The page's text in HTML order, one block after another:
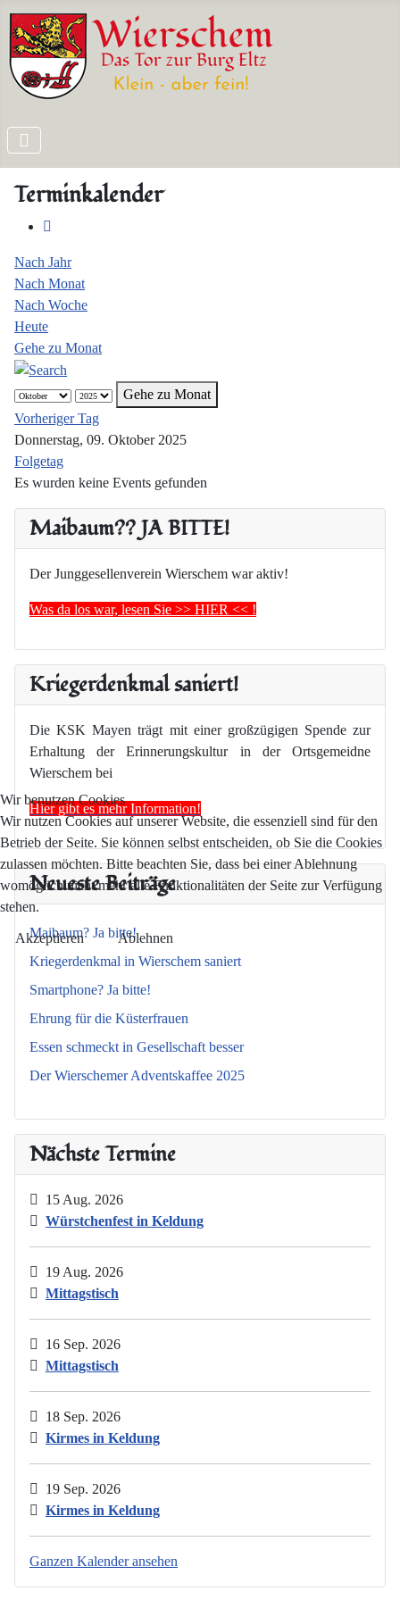
Maibaum?? JA BITTE!
Der Junggesellenverein Wierschem war aktiv!
Was da los war, lesen Sie >> HIER << !
Kriegerdenkmal saniert!
Die KSK Mayen trägt mit einer großzügigen Spende zur
Erhaltung der Erinnerungskultur in der Ortsgemeidne
Wierschem bei
Hier gibt es mehr Information!
Neueste Beiträge
Maibaum? Ja bitte!
Kriegerdenkmal in Wierschem saniert
Smartphone? Ja bitte!
Ehrung für die Küsterfrauen
Essen schmeckt in Gesellschaft besser
Der Wierschemer Adventskaffee 2025
Nächste Termine
15 Aug. 2026
Würstchenfest in Keldung
19 Aug. 2026
Mittagstisch
16 Sep. 2026
Mittagstisch
18 Sep. 2026
Kirmes in Keldung
19 Sep. 2026
Kirmes in Keldung
Ganzen Kalender ansehen
Terminkalender
Nach Jahr
Nach Monat
Nach Woche
Heute
Gehe zu Monat
Gehe zu Monat
Vorheriger Tag
Donnerstag, 09. Oktober 2025
Folgetag
Es wurden keine Events gefunden
Wir benutzen Cookies
Wir nutzen Cookies auf unserer Website, die essenziell sind für den
Betrieb der Seite. Sie können selbst entscheiden, ob Sie die Cookies
zulassen möchten. Bitte beachten Sie, dass bei einer Ablehnung
womöglich nicht mehr alle Funktionalitäten der Seite zur Verfügung
stehen.
Akzeptieren Ablehnen